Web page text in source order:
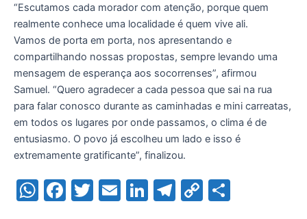
“Escutamos cada morador com atenção, porque quem
realmente conhece uma localidade é quem vive ali.
Vamos de porta em porta, nos apresentando e
compartilhando nossas propostas, sempre levando uma
mensagem de esperança aos socorrenses”, afirmou
Samuel. “Quero agradecer a cada pessoa que sai na rua
para falar conosco durante as caminhadas e mini carreatas,
em todos os lugares por onde passamos, o clima é de
entusiasmo. O povo já escolheu um lado e isso é
extremamente gratificante”, finalizou.
W F
T
E
Li T
C